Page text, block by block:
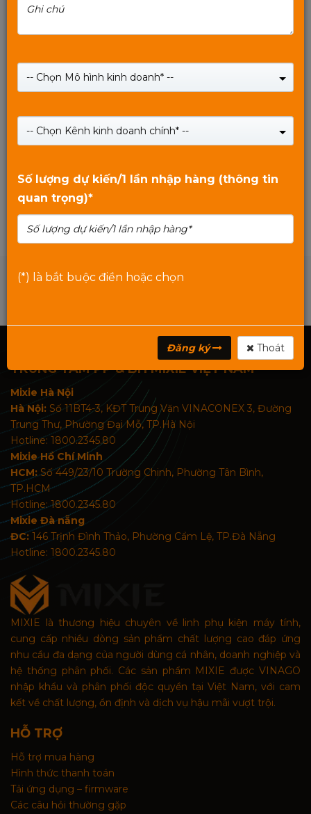
Năm
Giá:1,590,000₫
SHOP NOW
5trên 5
TRUNG TÂM PP & BH MIXIE VIỆT NAM
Mixie Hà Nội
Hà Nội: Số 11BT4-3, KĐT Trung Văn VINACONEX 3, Đường
Trung Thư, Phường Đại Mỗ, TP.Hà Nội
Hotline: 1800.2345.80
Mixie Hồ Chí Minh
HCM:Số 449/23/10 Trường Chinh, Phường Tân Bình,
TP.HCM
Hotline: 1800.2345.80
Mixie Đà nẵng
ĐC: 146 Trịnh Đình Thảo, Phường Cẩm Lệ, TP.Đà Nẵng
Hotline: 1800.2345.80
MIXIE là thương hiệu chuyên về linh phụ kiện máy tính,
cung cấp nhiều dòng sản phẩm chất lượng cao đáp ứng
nhu cầu đa dạng của người dùng cá nhân, doanh nghiệp và
hệ thống phân phối. Các sản phẩm MIXIE được VINAGO
nhập khẩu và phân phối độc quyền tại Việt Nam, với cam
kết về chất lượng, ổn định và dịch vụ hậu mãi vượt trội.
HỖ TRỢ
Hỗ trợ mua hàng
Hình thức thanh toán
Tải ứng dụng – firmware
Các câu hỏi thường gặp
-- Chọn Mô hình kinh doanh* --
-- Chọn Kênh kinh doanh chính* --
Số lượng dự kiến/1 lần nhập hàng (thông tin
quan trọng)*
(*) là bắt buộc điền hoặc chọn
Đăng ký Thoát